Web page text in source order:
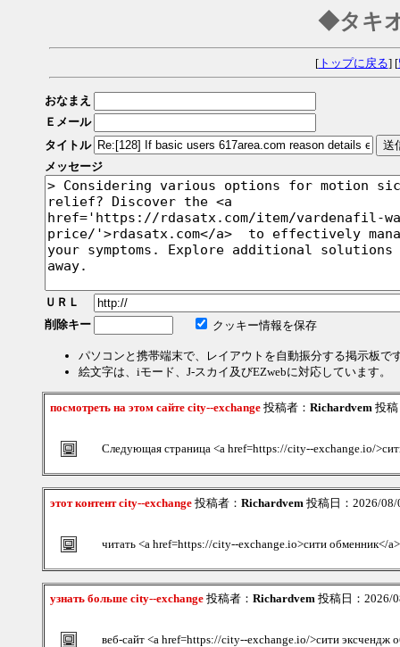
◆タキ
[トップに戻る] [
おなまえ
Ｅメール
タイトル
メッセージ
ＵＲＬ
削除キー
クッキー情報を保存
パソコンと携帯端末で、レイアウトを自動振分する掲示板で
絵文字は、iモード、J-スカイ及びEZwebに対応しています。
посмотреть на этом сайте city--exchange 投稿者： Richardvem 投
Следующая страница <a href=https://city--exchange.io/
этот контент city--exchange 投稿者： Richardvem 投稿日：2026/
читать <a href=https://city--exchange.io>сити обменник</a>
узнать больше city--exchange 投稿者： Richardvem 投稿日：2026/
веб-сайт <a href=https://city--exchange.io/>сити эксчендж